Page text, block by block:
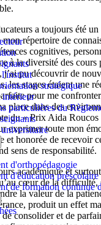
l'institut
stratégique
intérieur
particulières du
d'orthopédagogie
d'éducation
de formation continue
a toujours été
mon répertoire de
cognitives,
à la diversité des cours
j’ai pu découvrir de
les stages étaient une
pour me
place dans des
du « Prix Aida Roucos
exprimer toute mon
et honorée de recevoir
sens de responsabilité.
académique et
cœur de la difficulté,
la valeur de la
produit un effet
consolider et de